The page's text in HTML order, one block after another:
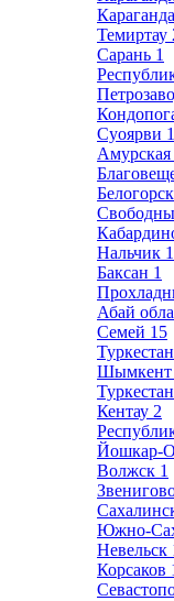
Караганда
Темиртау
Сарань 1
Суоярви 1
Амурская
Белогорск
Нальчик
Баксан 1
Абай
Семей 15
Шымкент
Туркестан
Кентау 2
Йошкар-
Волжск 1
Южно-
Невельск
Корсаков